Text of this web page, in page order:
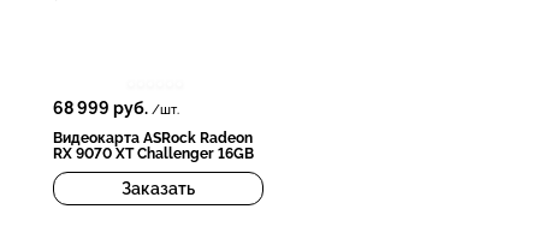
68 999 руб. /шт.
Видеокарта ASRock Radeon
RX 9070 XT Challenger 16GB
Заказать